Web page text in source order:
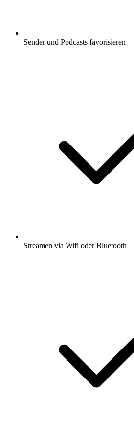
Sender und Podcasts favorisieren
Streamen via Wifi oder Bluetooth